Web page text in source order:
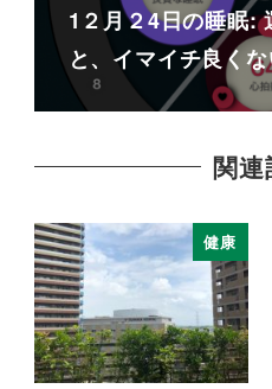
1２月２4日の睡眠:
と、イマイチ良く
関連
健康